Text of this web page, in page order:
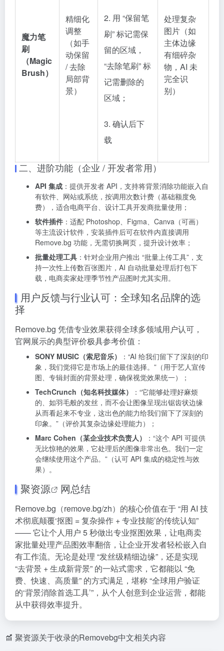
魔力笔
刷
（Magic
Brush）
精细化
调整
（如手
动保留
/ 去除
局部背
景）
2. 用 “保留笔
刷” 标记需保
留的区域，
“去除笔刷” 标
记需删除的
区域；
3. 确认后下
载
处理复杂
图片（如
主体边缘
有细碎杂
物，AI 未
完全识
别）
二、进阶功能（企业 / 开发者常用）
API 集成 ：提供开发者 API，支持将背景消除功能嵌入自
有软件、网站或系统，按调用次数计费（基础额度免
费），适合电商平台、设计工具开发商批量使用；
软件插件 ：适配 Photoshop、Figma、Canva（可画）
等主流设计软件，安装插件后可在软件内直接调用
Remove.bg 功能，无需切换网页，提升设计效率；
批量处理工具 ：针对企业用户推出 “批量上传工具”，支
持一次性上传数百张图片，AI 自动批量处理后打包下
载，电商卖家处理季节性产品图时尤其实用。
用户反馈与行业认可：全球知名品牌的选
择
Remove.bg 凭借专业效果获得全球多领域用户认可，
官网展示的典型评价极具参考价值：
SONY MUSIC（索尼音乐）
：“AI 给我们留下了深刻的印
象，我们觉得它是市场上的最佳选择。”（用于艺人宣传
图、专辑封面的背景处理，确保视觉效果统一）；
TechCrunch（知名科技媒体）
：“它能够处理好麻烦
的、如羽毛般的发丝，而不会让图像呈现出锯齿状边缘
从而看起来不专业，这出色的能力给我们留下了深刻的
印象。”（评价其复杂边缘处理能力）；
Marc Cohen（某企业技术负责人）
：“这个 API 可提供
无比惊艳的效果，它处理后的图像非常出色。我们一定
会继续使用这个产品。”（认可 API 集成的稳定性与效
果）。
聚资源 网总结
Remove.bg（remove.bg/zh）的核心价值在于 “用 AI 技
术彻底颠覆‘抠图 = 复杂操作 + 专业技能’的传统认知”
—— 它让个人用户 5 秒做出专业抠图效果，让电商卖
家批量处理产品图效率翻倍，让企业开发者轻松嵌入自
有工作流。无论是处理 “发丝级精细边缘”，还是实现
“去背景 + 生成新背景” 的一站式需求，它都能以 “免
费、快速、高质量” 的方式满足，堪称 “全球用户验证
的‘背景消除首选工具’”，从个人创意到企业运营，都能
从中获得效率提升。
聚资源关于收录的Removebg中文相关内容